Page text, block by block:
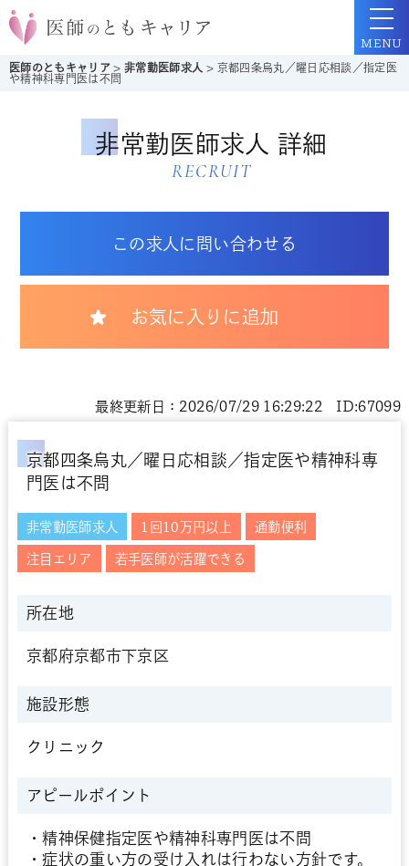
医師のともキャリア >非常勤医師求人 > 京都四条烏丸／曜日応相談／指定医
や精神科専門医は不問
MENU
非常勤医師求人 詳細
RECRUIT
この求人に問い合わせる
お気に入りに追加
京都四条烏丸／曜日応相談／指定医や精神科専
門医は不問
最終更新日：2026/07/29 16:29:22 ID:67099
非常勤医師求人 1回10万円以上 通勤便利
注目エリア 若手医師が活躍できる
所在地
京都府京都市下京区
施設形態
クリニック
アピールポイント
・精神保健指定医や精神科専門医は不問
・症状の重い方の受け入れは行わない方針です。